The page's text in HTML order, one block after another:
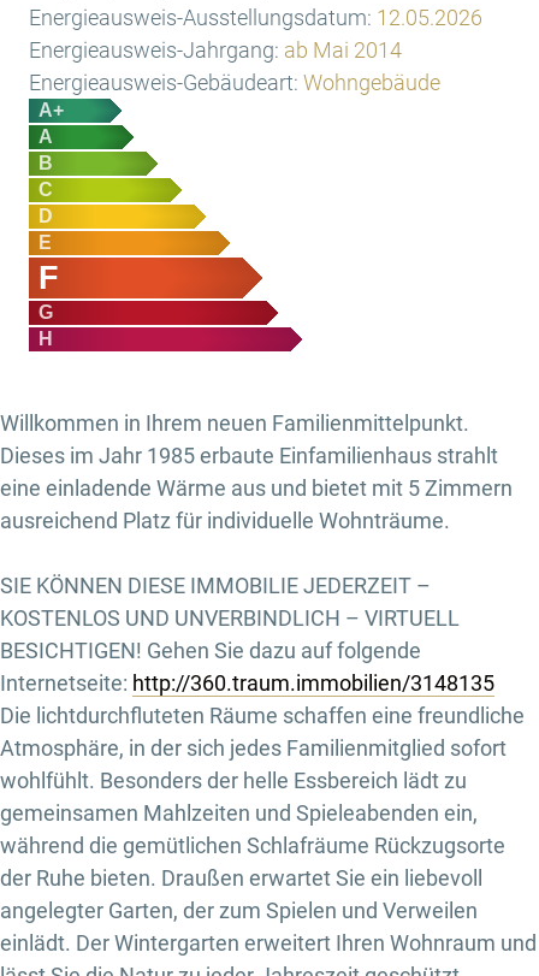
Energieausweis-Ausstellungsdatum: 12.05.2026
Energieausweis-Jahrgang: ab Mai 2014
Energieausweis-Gebäudeart: Wohngebäude
A+
A
B
C
D
E
F
G
H
Willkommen in Ihrem neuen Familienmittelpunkt.
Dieses im Jahr 1985 erbaute Einfamilienhaus strahlt
eine einladende Wärme aus und bietet mit 5 Zimmern
ausreichend Platz für individuelle Wohnträume.
SIE KÖNNEN DIESE IMMOBILIE JEDERZEIT –
KOSTENLOS UND UNVERBINDLICH – VIRTUELL
BESICHTIGEN! Gehen Sie dazu auf folgende
Internetseite: http://360.traum.immobilien/3148135
Die lichtdurchfluteten Räume schaffen eine freundliche
Atmosphäre, in der sich jedes Familienmitglied sofort
wohlfühlt. Besonders der helle Essbereich lädt zu
gemeinsamen Mahlzeiten und Spieleabenden ein,
während die gemütlichen Schlafräume Rückzugsorte
der Ruhe bieten. Draußen erwartet Sie ein liebevoll
angelegter Garten, der zum Spielen und Verweilen
einlädt. Der Wintergarten erweitert Ihren Wohnraum und